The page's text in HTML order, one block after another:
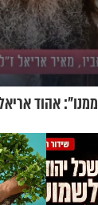
אהוד